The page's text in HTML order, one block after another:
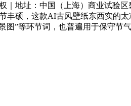
地址：中国（上海）商业试验
丰硕，这款AI古风壁纸东西实的
图”等环节词，也普遍用于保守